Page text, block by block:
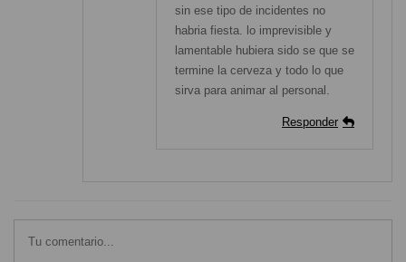
sin ese tipo de incidentes no
habria fiesta. lo imprevisible y
lamentable hubiera sido se que se
termine la cerveza y todo lo que
sirva para animar al personal.
Responder